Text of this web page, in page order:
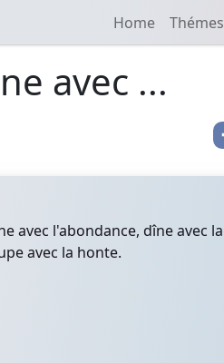
Home Thémes
avec ...
avec l'abondance, dîne avec la
avec la honte.